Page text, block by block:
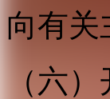
向有关
（六